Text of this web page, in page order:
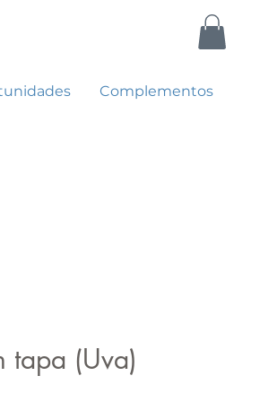
Complementos
tapa (Uva)